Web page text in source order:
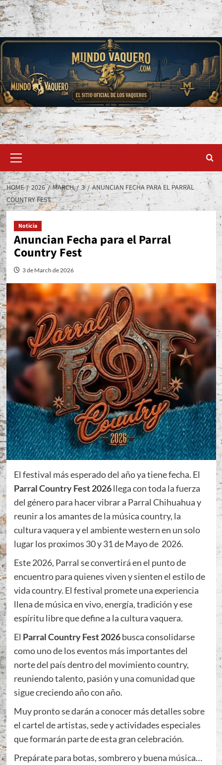
Skip
to
content
Menu
HOME 2026 MARCH 3
ANUNCIAN FECHA PARA EL PARRAL
COUNTRY FEST
Noticia
Anuncian Fecha para el Parral
Country Fest
3 de March de 2026
El festival más esperado del año ya tiene fecha. El
Parral Country Fest 2026llega con toda la fuerza
del género para hacer vibrar a Parral Chihuahua y
reunir a los amantes de la música country, la
cultura vaquera y el ambiente western en un solo
lugar los proximos 30 y 31 de Mayo de 2026.
Este 2026, Parral se convertirá en el punto de
encuentro para quienes viven y sienten el estilo de
vida country. El festival promete una experiencia
llena de música en vivo, energía, tradición y ese
espíritu libre que define a la cultura vaquera.
El Parral Country Fest 2026busca consolidarse
como uno de los eventos más importantes del
norte del país dentro del movimiento country,
reuniendo talento, pasión y una comunidad que
sigue creciendo año con año.
Muy pronto se darán a conocer más detalles sobre
el cartel de artistas, sede y actividades especiales
que formarán parte de esta gran celebración.
Prepárate para botas, sombrero y buena música…